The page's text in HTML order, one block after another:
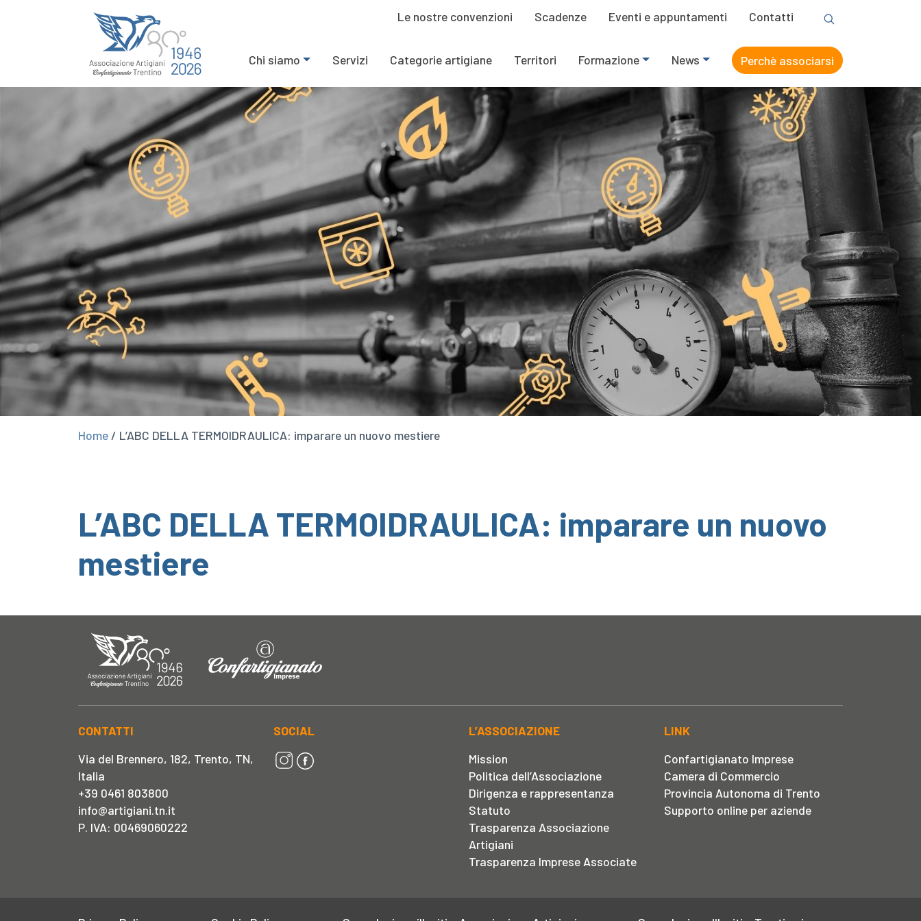
Le nostre convenzioni Scadenze Eventi e appuntamenti Contatti
Chi siamo Servizi Categorie artigiane Territori Formazione News Perchè associarsi
Home / L’ABC DELLA TERMOIDRAULICA: imparare un nuovo mestiere
L’ABC DELLA TERMOIDRAULICA: imparare un nuovo
mestiere
CONTATTI
Via del Brennero, 182, Trento, TN,
Italia
+39 0461 803800
info@artigiani.tn.it
P. IVA: 00469060222
SOCIAL
L’ASSOCIAZIONE
Mission
Politica dell’Associazione
Dirigenza e rappresentanza
Statuto
Trasparenza Associazione
Artigiani
Trasparenza Imprese Associate
LINK
Confartigianato Imprese
Camera di Commercio
Provincia Autonoma di Trento
Supporto online per aziende